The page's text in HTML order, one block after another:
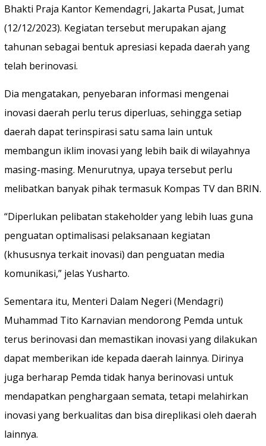
Bhakti Praja Kantor Kemendagri, Jakarta Pusat, Jumat
(12/12/2023). Kegiatan tersebut merupakan ajang
tahunan sebagai bentuk apresiasi kepada daerah yang
telah berinovasi.
Dia mengatakan, penyebaran informasi mengenai
inovasi daerah perlu terus diperluas, sehingga setiap
daerah dapat terinspirasi satu sama lain untuk
membangun iklim inovasi yang lebih baik di wilayahnya
masing-masing. Menurutnya, upaya tersebut perlu
melibatkan banyak pihak termasuk Kompas TV dan BRIN.
“Diperlukan pelibatan stakeholder yang lebih luas guna
penguatan optimalisasi pelaksanaan kegiatan
(khususnya terkait inovasi) dan penguatan media
komunikasi,” jelas Yusharto.
Sementara itu, Menteri Dalam Negeri (Mendagri)
Muhammad Tito Karnavian mendorong Pemda untuk
terus berinovasi dan memastikan inovasi yang dilakukan
dapat memberikan ide kepada daerah lainnya. Dirinya
juga berharap Pemda tidak hanya berinovasi untuk
mendapatkan penghargaan semata, tetapi melahirkan
inovasi yang berkualitas dan bisa direplikasi oleh daerah
lainnya.